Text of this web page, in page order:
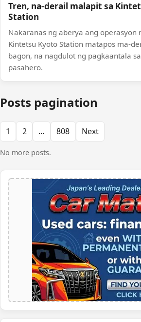
Tren, na-derail malapit sa
Station
Nakaranas ng aberya ang operasyon
Kintetsu Kyoto Station matapos ma-
bagon, na nagdulot ng pagkaantala
pasahero.
Posts pagination
1 2 … 808 Next
No more posts.